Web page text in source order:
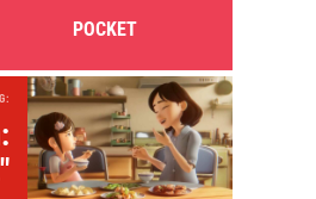
POCKET